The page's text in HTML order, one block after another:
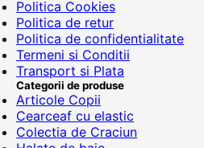
Politica Cookies
Politica de retur
Politica de confidentialitate
Termeni si Conditii
Transport si Plata
Categorii de produse
Articole Copii
Cearceaf cu elastic
Colectia de Craciun